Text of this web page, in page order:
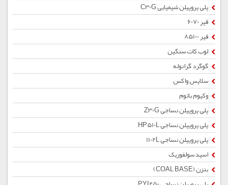
پلی پروپیلن شیمیایی C30G
قیر 6070
قیر 85100
لوب کات سنگین
گوگرد گرانوله
سلاپس واکس
وکیوم باتوم
پلی پروپیلن نساجی Z30G
پلی پروپیلن نساجی HP510L
پلی پروپیلن نساجی 1102L
اسید سولفوریک
بنزن (COAL BASE)